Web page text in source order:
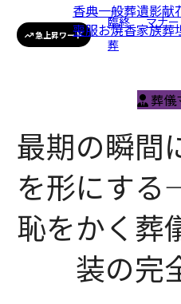
香典一般葬遺影献
喪服お焼香家族葬
急上昇ワード
臨終 マナー
葬
葬儀
最期の瞬間
を形にす
恥をかく葬
装の完